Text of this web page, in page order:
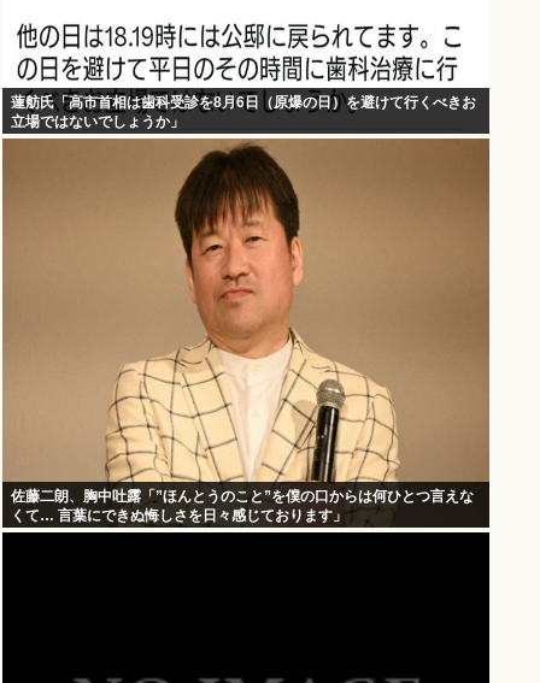
蓮舫氏「高市首相は歯科受診を8月6日（原爆の日）を避けて行くべきお
立場ではないでしょうか」
佐藤二朗、胸中吐露「”ほんとうのこと”を僕の口からは何ひとつ言えな
くて… 言葉にできぬ悔しさを日々感じております」